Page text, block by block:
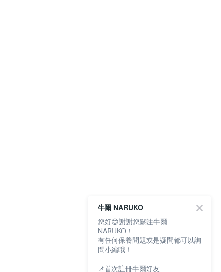
牛爾 NARUKO
您好😊謝謝您關注牛爾
NARUKO！
有任何保養問題或是疑問都可以詢
問小編哦！
📌首次註冊牛爾好友